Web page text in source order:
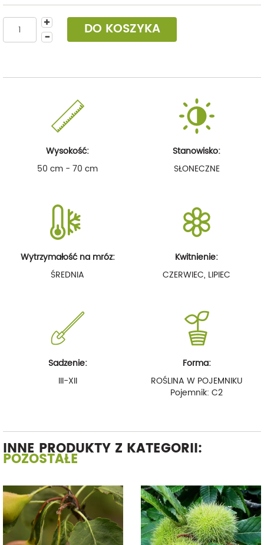
DO KOSZYKA
Wysokość:
50 cm - 70 cm
Stanowisko:
SŁONECZNE
Wytrzymałość na mróz:
ŚREDNIA
Kwitnienie:
CZERWIEC, LIPIEC
Sadzenie:
III-XII
Forma:
ROŚLINA W POJEMNIKU
Pojemnik: C2
INNE PRODUKTY Z KATEGORII:
POZOSTAŁE